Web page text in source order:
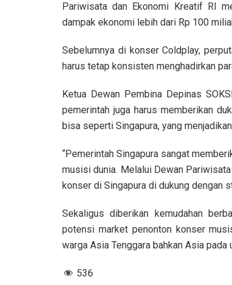
Pariwisata dan Ekonomi Kreatif RI
dampak ekonomi lebih dari Rp 100
Sebelumnya di konser Coldplay,
harus tetap konsisten menghadirkan
Ketua Dewan Pembina Depinas
pemerintah juga harus memberikan
bisa seperti Singapura, yang
“Pemerintah Singapura sangat
musisi dunia. Melalui Dewan
konser di Singapura di dukung dengan
Sekaligus diberikan kemudahan
potensi market penonton konser
warga Asia Tenggara bahkan Asia pada
536